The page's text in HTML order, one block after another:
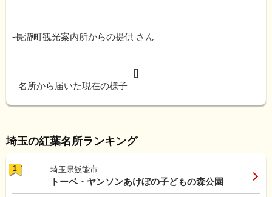
-長瀞町観光案内所からの提供 さん
[]
名所から届いた現在の様子
埼玉の紅葉名所ランキング
1 埼玉県飯能市
トーベ・ヤンソンあけぼの子どもの森公園